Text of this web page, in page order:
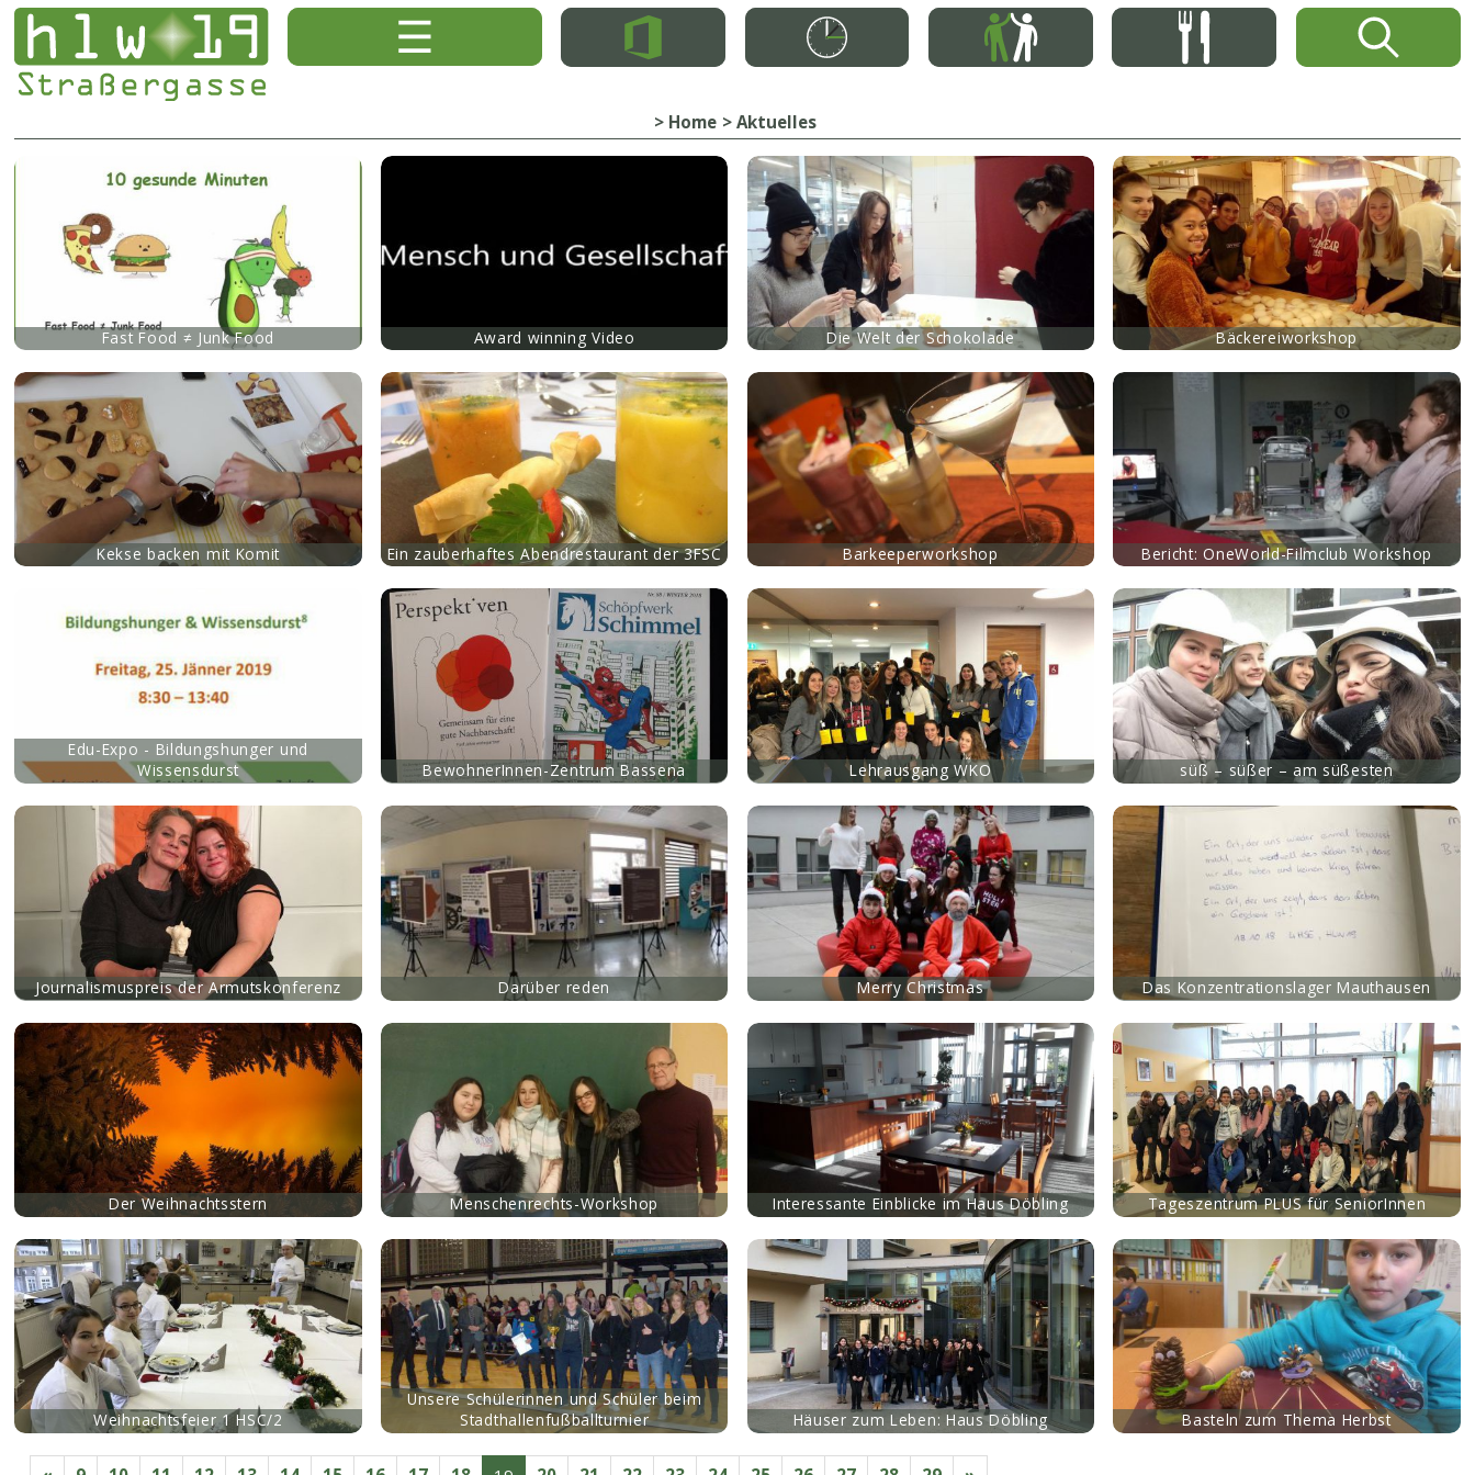
Home Aktuelles
Fast Food ≠ Junk Food Award winning Video Die Welt der Schokolade Bäckereiworkshop
mehr
Kekse backen mit Komit Ein zauberhaftes Abendrestaurant der 3FSC
mehr
Barkeeperworkshop
mehr
Bericht: OneWorld-Filmclub Workshop
Edu-Expo - Bildungshunger und
Wissensdurst
BewohnerInnen-Zentrum Bassena Lehrausgang WKO
mehr
süß – süßer – am süßesten
mehr
Journalismuspreis der Armutskonferenz Darüber reden Merry Christmas
mehr
Das Konzentrationslager Mauthausen
mehr
Der Weihnachtsstern Menschenrechts-Workshop
mehr
Interessante Einblicke im Haus Döbling Tageszentrum PLUS für SeniorInnen
Weihnachtsfeier 1 HSC/2
Unsere Schülerinnen und Schüler beim
Stadthallenfußballturnier
mehr
Häuser zum Leben: Haus Döbling
mehr
Basteln zum Thema Herbst
mehr